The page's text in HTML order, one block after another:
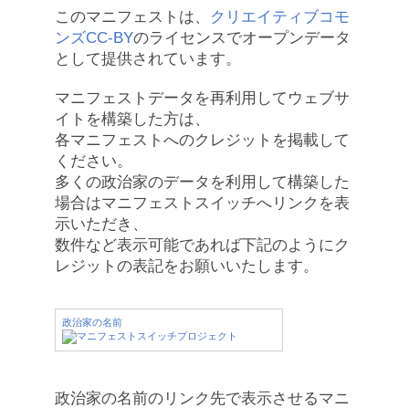
このマニフェストは、
クリエイティブコモ
ンズCC-BYのライセンスでオープンデータ
として提供されています。
マニフェストデータを再利用してウェブサ
イトを構築した方は、
各マニフェストへのクレジットを掲載して
ください。
多くの政治家のデータを利用して構築した
場合はマニフェストスイッチへリンクを表
示いただき、
数件など表示可能であれば下記のようにク
レジットの表記をお願いいたします。
政治家の名前
政治家の名前のリンク先で表示させるマニ